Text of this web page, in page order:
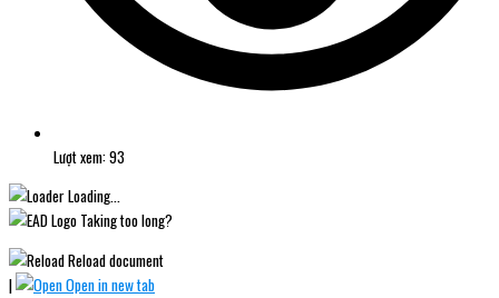
Lượt xem: 93
Loading...
Taking too long?
Reload document
|
Open in new tab